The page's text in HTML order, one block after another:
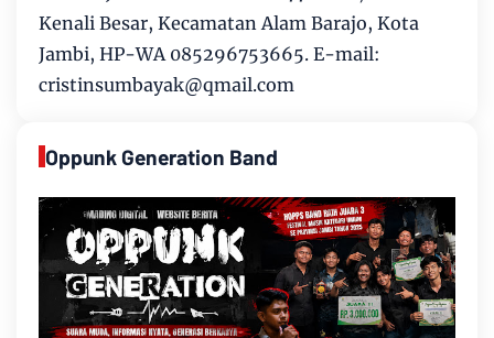
Kenali Besar, Kecamatan Alam Barajo, Kota
Jambi, HP-WA 085296753665. E-mail:
cristinsumbayak@qmail.com
Oppunk Generation Band